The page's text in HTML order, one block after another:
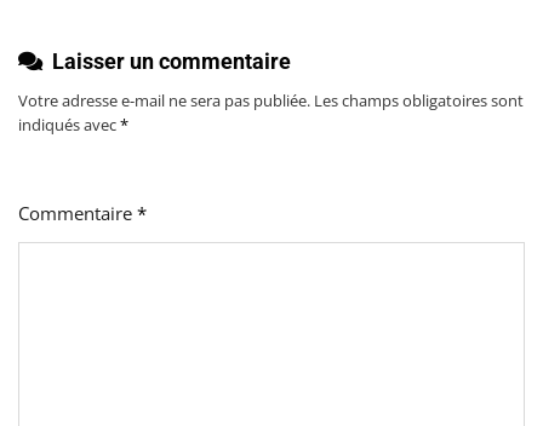
Laisser un commentaire
Votre adresse e-mail ne sera pas publiée. Les champs obligatoires sont
indiqués avec*
Commentaire *